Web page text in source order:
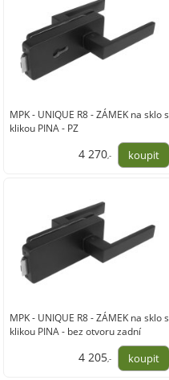
MPK - UNIQUE R8 - ZÁMEK na sklo s
klikou PINA - PZ
4 270,-
MPK - UNIQUE R8 - ZÁMEK na sklo s
klikou PINA - bez otvoru zadní
4 205,-